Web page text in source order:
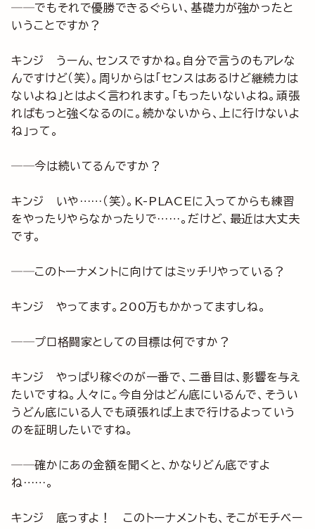
──でもそれで優勝できるぐらい、基礎力が強かったと
いうことですか？
キンジ うーん、センスですかね。自分で言うのもアレな
んですけど（笑）。周りからは「センスはあるけど継続力は
ないよね」とはよく言われます。「もったいないよね。頑張
ればもっと強くなるのに。続かないから、上に行けないよ
ね」って。
──今は続いてるんですか？
キンジ いや……（笑）。K-PLACEに入ってからも練習
をやったりやらなかったりで……。だけど、最近は大丈夫
です。
──このトーナメントに向けてはミッチリやっている？
キンジ やってます。200万もかかってますしね。
──プロ格闘家としての目標は何ですか？
キンジ やっぱり稼ぐのが一番で、二番目は、影響を与え
たいですね。人々に。今自分はどん底にいるんで、そうい
うどん底にいる人でも頑張れば上まで行けるよっていう
のを証明したいですね。
──確かにあの金額を聞くと、かなりどん底ですよ
ね……。
キンジ 底っすよ！ このトーナメントも、そこがモチベー